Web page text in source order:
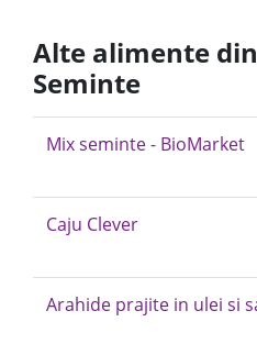
Alte alimente
Seminte
Mix seminte - BioMarket
Caju Clever
Arahide prajite in ulei si